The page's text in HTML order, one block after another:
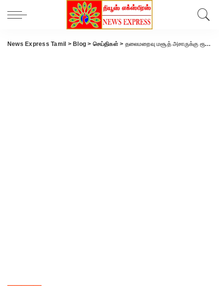
News Express Tamil > Blog > செய்திகள்> தலைமறைவு மசூத் அசாருக்கு ரூ.14 கோடி நிதியுதவி… பயங்கரவாதத்திற்கு துணை நிற்கும் பாகிஸ்தான்..!